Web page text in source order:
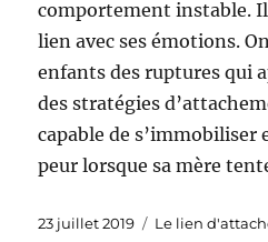
comportement instable.
lien avec ses émotions.
enfants des ruptures qui
des stratégies
capable de
peur lorsque sa mère
Publié
23 juillet 2019 Catégories
Le lien